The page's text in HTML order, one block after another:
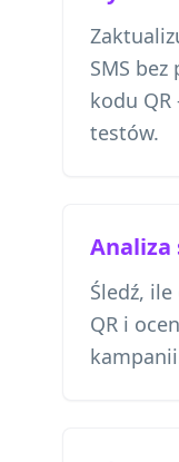
SMS
kodu
testów.
Analiza
Śledź,
QR i